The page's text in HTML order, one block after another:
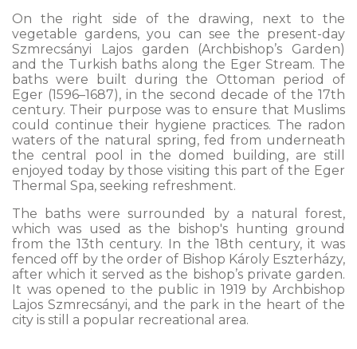
On the right side of the drawing, next to the
vegetable gardens, you can see the present-day
Szmrecsányi Lajos garden (Archbishop’s Garden)
and the Turkish baths along the Eger Stream. The
baths were built during the Ottoman period of
Eger (1596–1687), in the second decade of the 17th
century. Their purpose was to ensure that Muslims
could continue their hygiene practices. The radon
waters of the natural spring, fed from underneath
the central pool in the domed building, are still
enjoyed today by those visiting this part of the Eger
Thermal Spa, seeking refreshment.
The baths were surrounded by a natural forest,
which was used as the bishop's hunting ground
from the 13th century. In the 18th century, it was
fenced off by the order of Bishop Károly Eszterházy,
after which it served as the bishop’s private garden.
It was opened to the public in 1919 by Archbishop
Lajos Szmrecsányi, and the park in the heart of the
city is still a popular recreational area.